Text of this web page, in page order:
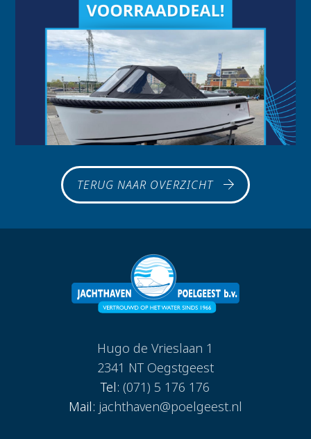
TERUG NAAR OVERZICHT
Hugo de Vrieslaan 1
2341 NT Oegstgeest
Tel: (071) 5 176 176
Mail: jachthaven@poelgeest.nl